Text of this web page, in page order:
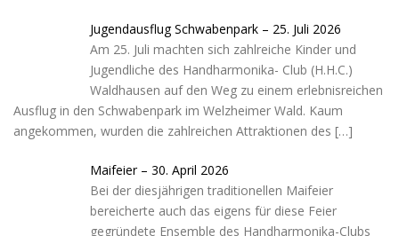
Jugendausflug Schwabenpark – 25. Juli 2026
Am 25. Juli machten sich zahlreiche Kinder und
Jugendliche des Handharmonika- Club (H.H.C.)
Waldhausen auf den Weg zu einem erlebnisreichen
Ausflug in den Schwabenpark im Welzheimer Wald. Kaum
angekommen, wurden die zahlreichen Attraktionen des […]
Maifeier – 30. April 2026
Bei der diesjährigen traditionellen Maifeier
bereicherte auch das eigens für diese Feier
gegründete Ensemble des Handharmonika-Clubs